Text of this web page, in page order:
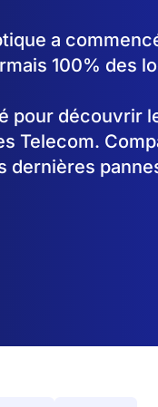
a
100% des
pour découvrir
Telecom.
dernières